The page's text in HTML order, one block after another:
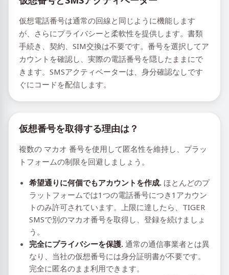
仮想電話番号は通常の回線と同じように機能します
が、さらにプライバシーと柔軟性を提供します。書類
手続き、契約、SIM交換は不要です。番号を選択してア
カウントを確認し、実際の電話番号を隠したままにで
きます。SMSアクティベーターは、身分確認なしです
ぐにコードを配信します。
仮想番号を取得する理由は？
複数の マカオ 番号を使用して匿名性を維持し、プラッ
トフォームの制限を回避しましょう。
希望通りに何個でもアカウントを作成. ほとんどのプ
ラットフォームでは1つの電話番号につき1アカウン
トのみ許可されています。上限に達したら、TIGER
SMSで別のマカオ番号を取得し、登録を続けましょ
う。
完全にプライバシーを保護. 通常の通信事業者とは異
なり、当社の仮想番号には身分証明書が不要です。
完全に匿名のまま利用できます。